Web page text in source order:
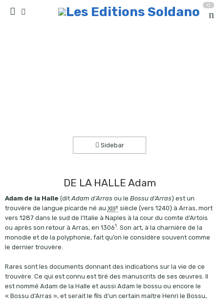
0
Sidebar
DE LA HALLE Adam
Adam de la Halle (ditAdam d’Arrasou le Bossu d’Arras) est un
trouvère de langue picarde né au XIIIe siècle (vers 1240) à Arras, mort
vers 1287 dans le sud de l’Italie à Naples à la cour du comte d’Artois
ou après son retour à Arras, en 13061. Son art, à la charnière de la
monodie et de la polyphonie, fait qu’on le considère souvent comme
le dernier trouvère.
Rares sont les documents donnant des indications sur la vie de ce
trouvère. Ce qui est connu est tiré des manuscrits de ses œuvres . Il
est nommé Adam de la Halle et aussi Adam le bossu ou encore le
« Bossu d’Arras », et serait le fils d’un certain maître Henri le Bossu,